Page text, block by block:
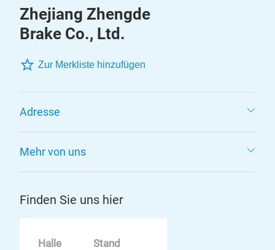
Zhejiang Zhengde
Brake Co., Ltd.
Zur Merkliste hinzufügen
Adresse
Mehr von uns
Finden Sie uns hier
Halle Stand